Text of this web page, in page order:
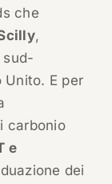
che
,
sud-
Unito. E per
carbonio
e
dei